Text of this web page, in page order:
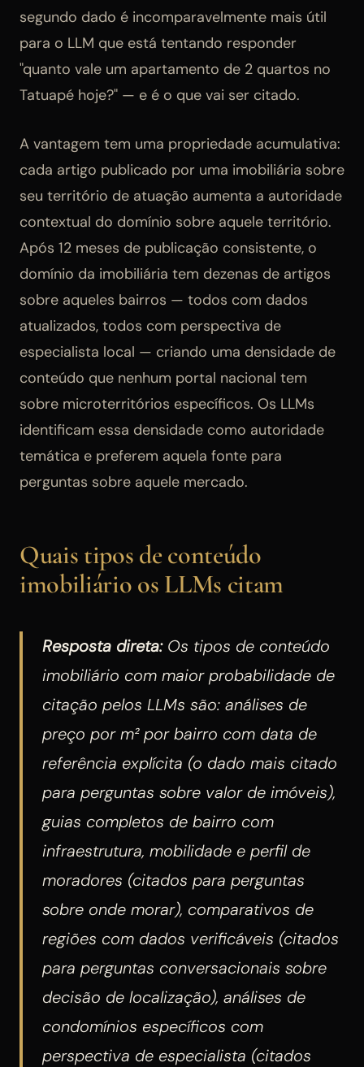
segundo dado é incomparavelmente mais útil
para o LLM que está tentando responder
"quanto vale um apartamento de 2 quartos no
Tatuapé hoje?" — e é o que vai ser citado.
A vantagem tem uma propriedade acumulativa:
cada artigo publicado por uma imobiliária sobre
seu território de atuação aumenta a autoridade
contextual do domínio sobre aquele território.
Após 12 meses de publicação consistente, o
domínio da imobiliária tem dezenas de artigos
sobre aqueles bairros — todos com dados
atualizados, todos com perspectiva de
especialista local — criando uma densidade de
conteúdo que nenhum portal nacional tem
sobre microterritórios específicos. Os LLMs
identificam essa densidade como autoridade
temática e preferem aquela fonte para
perguntas sobre aquele mercado.
Quais tipos de conteúdo
imobiliário os LLMs citam
Resposta direta:Os tipos de conteúdo
imobiliário com maior probabilidade de
citação pelos LLMs são: análises de
preço por m² por bairro com data de
referência explícita (o dado mais citado
para perguntas sobre valor de imóveis),
guias completos de bairro com
infraestrutura, mobilidade e perfil de
moradores (citados para perguntas
sobre onde morar), comparativos de
regiões com dados verificáveis (citados
para perguntas conversacionais sobre
decisão de localização), análises de
condomínios específicos com
perspectiva de especialista (citados